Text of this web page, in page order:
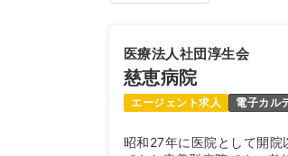
医療法人社団淳生会
慈恵病院
エージェント求人 電子カル
昭和27年に医院として開院